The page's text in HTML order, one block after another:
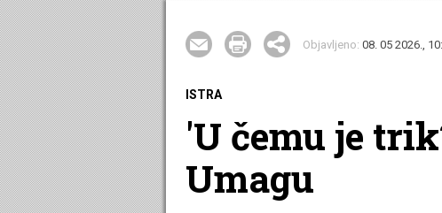
Objavljeno: 08. 05 2026.,
ISTRA
'U čemu je
Umagu